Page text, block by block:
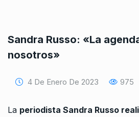
Sandra Russo: «La
nosotros»
4 De Enero De 2023 975
La periodista Sandra Russo